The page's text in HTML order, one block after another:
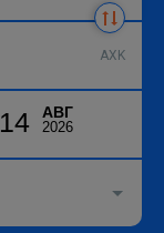
AXK
14 АВГ
2026